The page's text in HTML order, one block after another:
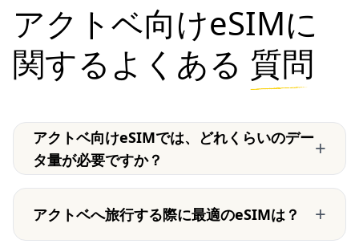
アクトベ向けeSIMに
関するよくある 質問
アクトベ向けeSIMでは、どれくらいのデー
タ量が必要ですか？
+
アクトベへ旅行する際に最適のeSIMは？ +